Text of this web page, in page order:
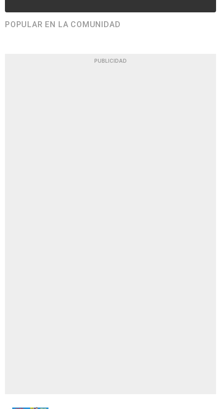
POPULAR EN LA COMUNIDAD
PUBLICIDAD